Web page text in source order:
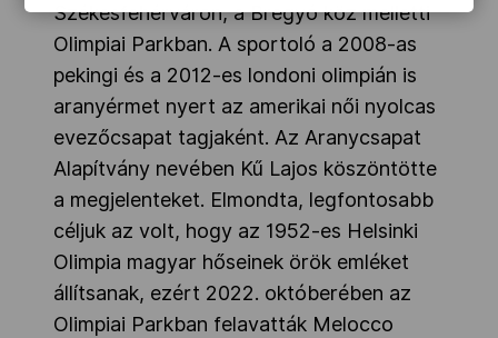
Székesfehérváron, a Bregyó köz melletti
Olimpiai Parkban. A sportoló a 2008-as
pekingi és a 2012-es londoni olimpián is
aranyérmet nyert az amerikai női nyolcas
evezőcsapat tagjaként. Az Aranycsapat
Alapítvány nevében Kű Lajos köszöntötte
a megjelenteket. Elmondta, legfontosabb
céljuk az volt, hogy az 1952-es Helsinki
Olimpia magyar hőseinek örök emléket
állítsanak, ezért 2022. októberében az
Olimpiai Parkban felavatták Melocco